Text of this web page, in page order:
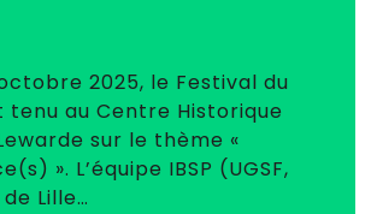
octobre 2025, le Festival du
tenu au Centre Historique
sur le thème «
». L’équipe IBSP (UGSF,
Lille…